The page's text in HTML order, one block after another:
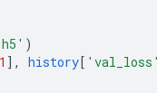
)
1 ] , history [